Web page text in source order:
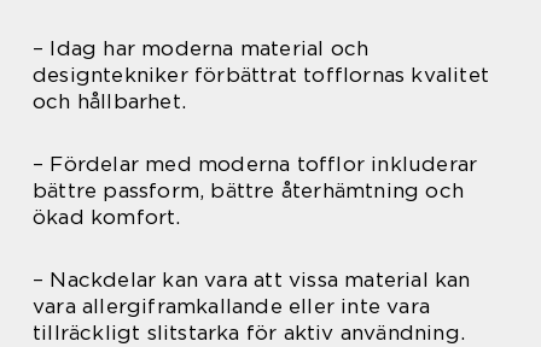
– Idag har moderna material och
designtekniker förbättrat tofflornas kvalitet
och hållbarhet.
– Fördelar med moderna tofflor inkluderar
bättre passform, bättre återhämtning och
ökad komfort.
– Nackdelar kan vara att vissa material kan
vara allergiframkallande eller inte vara
tillräckligt slitstarka för aktiv användning.